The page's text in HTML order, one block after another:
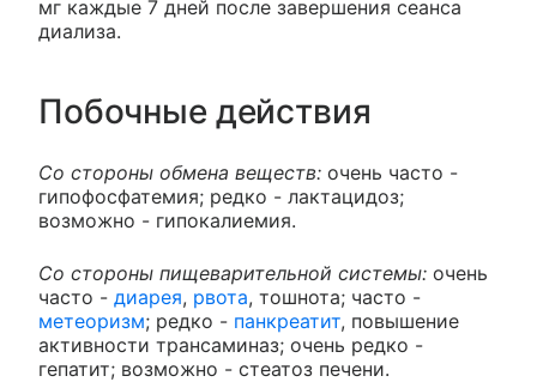
мг каждые 7 дней после завершения сеанса
диализа.
Побочные действия
Со стороны обмена веществ: очень часто -
гипофосфатемия; редко - лактацидоз;
возможно - гипокалиемия.
Со стороны пищеварительной системы: очень
часто - диарея, рвота, тошнота; часто -
метеоризм; редко - панкреатит, повышение
активности трансаминаз; очень редко -
гепатит; возможно - стеатоз печени.